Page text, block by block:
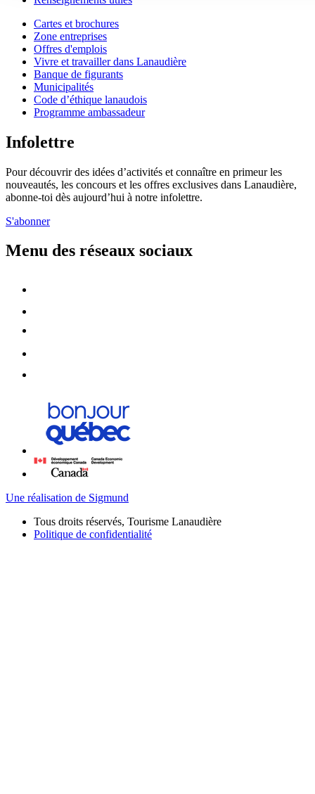
Cartes et brochures
Zone entreprises
Offres d'emplois
Vivre et travailler dans Lanaudière
Banque de figurants
Municipalités
Code d’éthique lanaudois
Programme ambassadeur
Infolettre
Pour découvrir des idées d’activités et connaître en primeur les
nouveautés, les concours et les offres exclusives dans Lanaudière,
abonne-toi dès aujourd’hui à notre infolettre.
S'abonner
Menu des réseaux sociaux
Une réalisation de Sigmund
Tous droits réservés, Tourisme Lanaudière
Politique de confidentialité